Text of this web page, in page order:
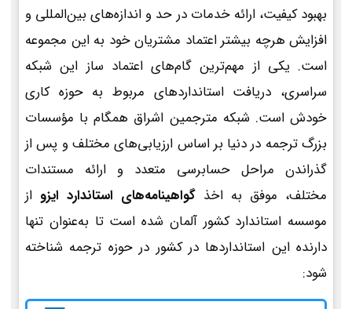
بهبود کیفیت، ارائه خدمات در حد و اندازه‌های بین‌المللی و
افزایش هرچه بیشتر اعتماد مشتریان خود به این مجموعه
است. یکی از مهم‌ترین گام‌های اعتماد ساز این شبکه
سراسری، دریافت استانداردهای مربوط به حوزه کاری
خودش است. شبکه مترجمین اشراق همگام با مؤسسات
بزرگ ترجمه در دنیا بر اساس ارزیابی‌های مختلف و پس از
گذراندن مراحل حسابرسی متعدد و ارائه مستندات
مختلف، موفق به اخذ گواهینامه‌های استاندارد ایزو از
موسسه استاندارد کشور آلمان شده است تا به‌عنوان تنها
دارنده این استانداردها در کشور در حوزه ترجمه شناخته
شود: